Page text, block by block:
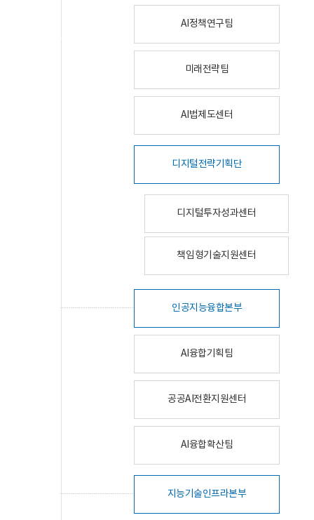
AI정책연구팀
미래전략팀
AI법제도센터
디지털전략기획단
디지털투자성과센터
책임형기술지원센터
인공지능융합본부
AI융합기획팀
공공AI전환지원센터
AI융합확산팀
지능기술인프라본부